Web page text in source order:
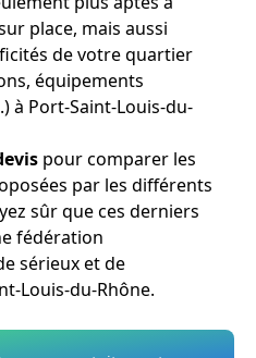
place, mais aussi
de votre quartier
équipements
à Port-Saint-Louis-du-
pour comparer les
par les différents
sûr que ces derniers
fédération
sérieux et de
Louis-du-Rhône.